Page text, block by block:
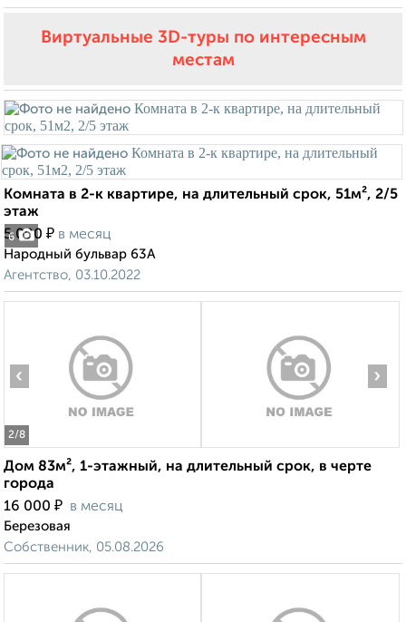
Виртуальные 3D-туры по интересным
местам
6
Комната в 2-к квартире, на длительный срок, 51м², 2/5
этаж
5 000 ₽ в месяц
Народный бульвар 63А
Агентство, 03.10.2022
2/8
‹ ›
Дом 83м², 1-этажный, на длительный срок, в черте
города
16 000 ₽ в месяц
Березовая
Собственник, 05.08.2026